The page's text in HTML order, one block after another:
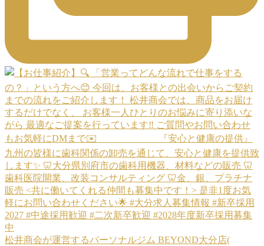
松井商会が運営するパーソナルジム BEYOND大分店(